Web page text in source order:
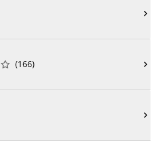


 (166) 
